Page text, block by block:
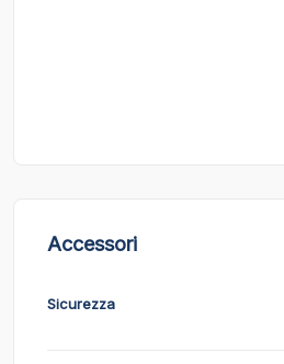
Accessori
Sicurezza